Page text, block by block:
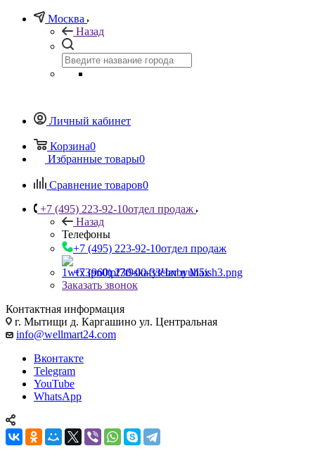
Москва
Назад
Личный кабинет
Корзина0
Избранные товары0
Сравнение товаров0
+7 (495) 223-92-10отдел продаж
Назад
Телефоны
+7 (495) 223-92-10отдел продаж
+7 (960) 230-00-33Чат в Max
Заказать звонок
Контактная информация
г. Мытищи д. Каргашино ул. Центральная
info@wellmart24.com
Вконтакте
Telegram
YouTube
WhatsApp